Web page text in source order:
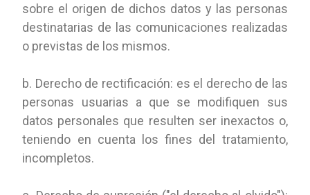
sobre el origen de dichos datos y las personas
destinatarias de las comunicaciones realizadas
o previstas de los mismos.
b. Derecho de rectificación: es el derecho de las
personas usuarias a que se modifiquen sus
datos personales que resulten ser inexactos o,
teniendo en cuenta los fines del tratamiento,
incompletos.